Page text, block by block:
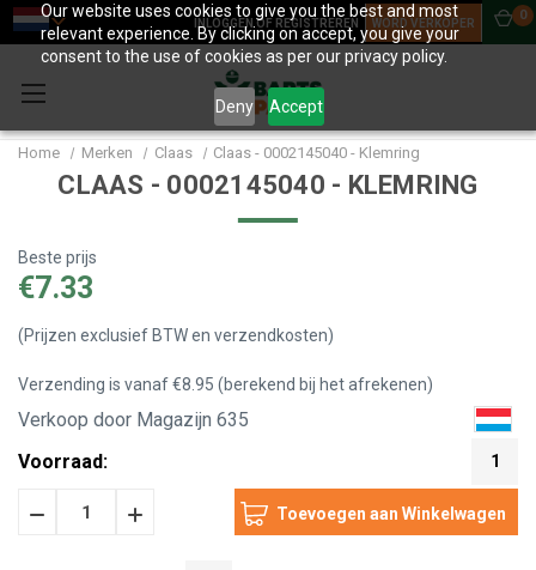
Our website uses cookies to give you the best and most
relevant experience. By clicking on accept, you give your
consent to the use of cookies as per our privacy policy.
Deny Accept
INLOGGEN OF REGISTREREN WORD VERKOPER
0
Home Merken Claas Claas - 0002145040 - Klemring
CLAAS - 0002145040 - KLEMRING
Beste prijs
€7.33
(Prijzen exclusief BTW en verzendkosten)
Verzending is vanaf €8.95 (berekend bij het afrekenen)
Verkoop door Magazijn 635
Voorraad:
1
HoeveelheidHoeveelheid